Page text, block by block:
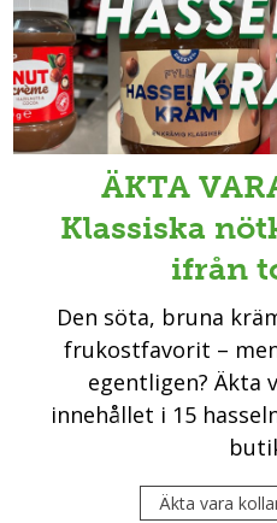
ÄKTA
Klassiska
ifrån
Den söta, bruna
frukostfavorit –
egentligen? Äkta
innehållet i 15
Äkta vara